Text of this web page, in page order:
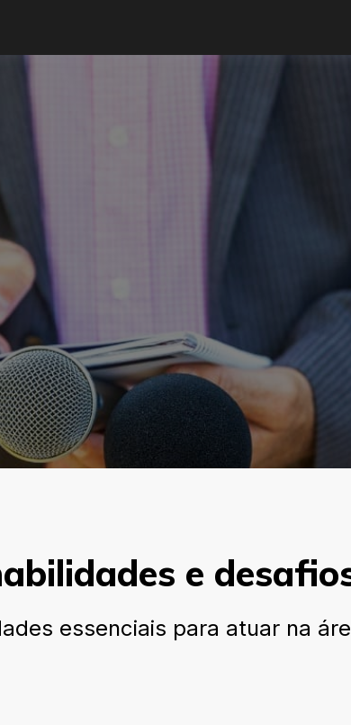
e
essenciais para atuar na